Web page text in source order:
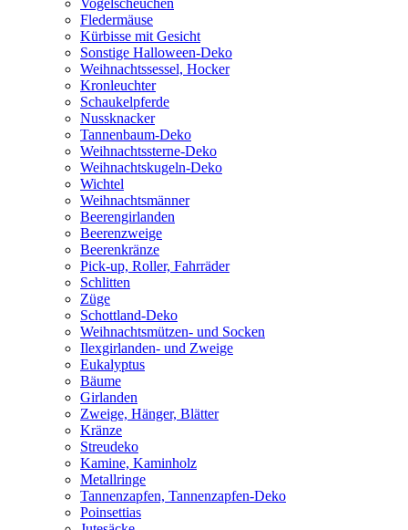
Fledermäuse
Kürbisse mit Gesicht
Sonstige Halloween-Deko
Weihnachtssessel, Hocker
Kronleuchter
Schaukelpferde
Nussknacker
Tannenbaum-Deko
Weihnachtssterne-Deko
Weihnachtskugeln-Deko
Wichtel
Weihnachtsmänner
Beerengirlanden
Beerenzweige
Beerenkränze
Pick-up, Roller, Fahrräder
Schlitten
Züge
Schottland-Deko
Weihnachtsmützen- und Socken
Ilexgirlanden- und Zweige
Eukalyptus
Bäume
Girlanden
Zweige, Hänger, Blätter
Kränze
Streudeko
Kamine, Kaminholz
Metallringe
Tannenzapfen, Tannenzapfen-Deko
Poinsettias